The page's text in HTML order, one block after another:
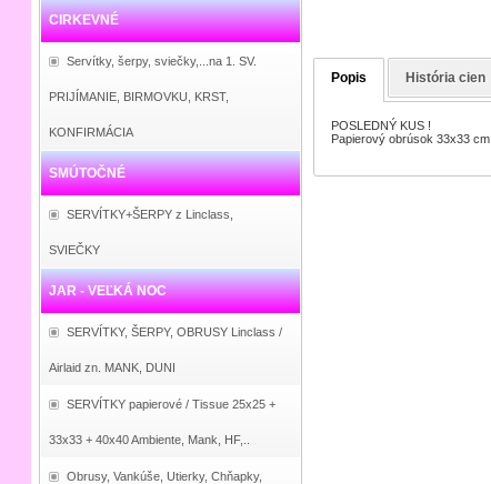
CIRKEVNÉ
Servítky, šerpy, sviečky,...na 1. SV.
PRIJÍMANIE, BIRMOVKU, KRST,
KONFIRMÁCIA
SMÚTOČNÉ
SERVÍTKY+ŠERPY z Linclass,
SVIEČKY
JAR - VEĽKÁ NOC
SERVÍTKY, ŠERPY, OBRUSY Linclass /
Airlaid zn. MANK, DUNI
SERVÍTKY papierové / Tissue 25x25 +
33x33 + 40x40 Ambiente, Mank, HF,..
Obrusy, Vankúše, Utierky, Chňapky,
Popis História cien
POSLEDNÝ KUS !
Papierový obrúsok 33x33 cm.